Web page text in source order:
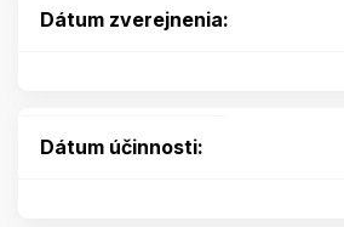
Dátum zverejnenia:
Dátum účinnosti: